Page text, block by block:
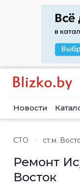
Новости
СТО ст.м.
Ремонт
Восток